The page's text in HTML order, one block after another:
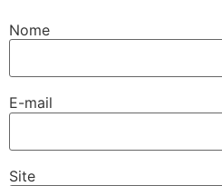
Nome
E-mail
Site